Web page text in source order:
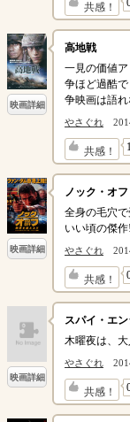
共感！
↓
映画詳細
高地戦
一見の価値
争ほど過酷
争映画は語れ
やさぐれ
共感！
↓
映画詳細
ノック・オフ
全身の毛穴
いい頃の傑作!
やさぐれ
共感！
↓
映画詳細
スパイ・エ
木曜夜は、大
やさぐれ
共感！
↓